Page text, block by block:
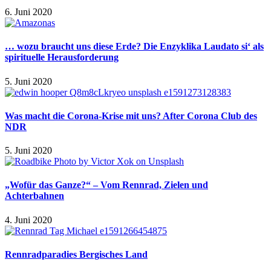
6. Juni 2020
… wozu braucht uns diese Erde? Die Enzyklika Laudato si‘ als
spirituelle Herausforderung
5. Juni 2020
Was macht die Corona-Krise mit uns? After Corona Club des
NDR
5. Juni 2020
„Wofür das Ganze?“ – Vom Rennrad, Zielen und
Achterbahnen
4. Juni 2020
Rennradparadies Bergisches Land